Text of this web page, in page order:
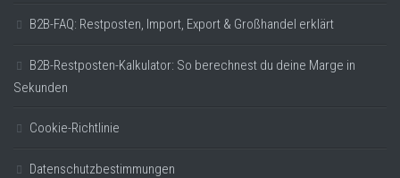
B2B-FAQ: Restposten, Import, Export & Großhandel erklärt
B2B-Restposten-Kalkulator: So berechnest du deine Marge in
Sekunden
Cookie-Richtlinie
Datenschutzbestimmungen